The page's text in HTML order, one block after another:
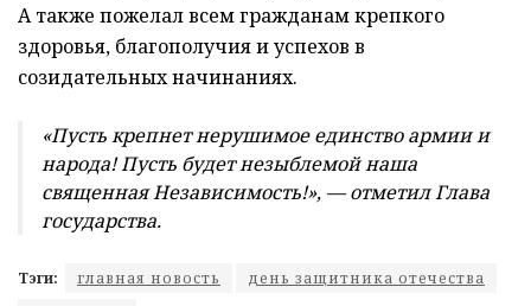
А также пожелал всем гражданам крепкого
здоровья, благополучия и успехов в
созидательных начинаниях.
«Пусть крепнет нерушимое единство армии и
народа! Пусть будет незыблемой наша
священная Независимость!», — отметил Глава
государства.
Тэги: главная новость
день защитника отечества